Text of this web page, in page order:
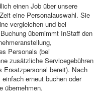
einen Job über unsere
eine Personalauswahl. Sie
vergleichen und bei
übernimmt InStaff den
Personals (bei
zusätzliche Servicegebühren
Ersatzpersonal bereit). Nach
erneut buchen oder
übernehmen.